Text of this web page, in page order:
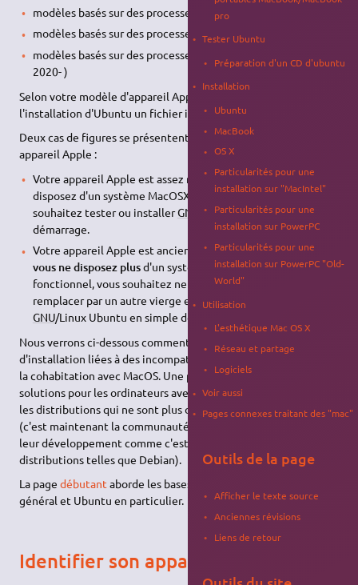
modèles basés sur des processeurs PowerPC (1994-2006)
modèles basés sur des processeurs Intel 64 bits (2006-2020)
modèles basés sur des processeurs Apple Silicon ARM Mx (
2020- )
Selon votre modèle d'appareil Apple, vous devrez utiliser pour
l'installation d'Ubuntu un fichier image ISO différent.
Deux cas de figures se présentent à vous selon l'état de votre
appareil Apple :
Votre appareil Apple est assez récent/très récent, vous
disposez d'un système MacOSX ou MacOS fonctionnel, vous
souhaitez tester ou installerGNU
/Linux Ubuntu en double
démarrage.
Votre appareil Apple est ancien/assez récent/très récent,
vous ne disposez plusd'un système MacOSX ou MacOS
fonctionnel, vous souhaitez nettoyer le disque dur, le
remplacer par un autre vierge et tester ou installer
GNU/Linux Ubuntu en simple démarrage.
Nous verrons ci-dessous comment résoudre les difficultés
d'installation liées à des incompatibilités, à la configuration de
la cohabitation avec MacOS. Une partie sera consacrée aux
solutions pour les ordinateurs avec architecture
les distributions qui ne sont plus officiellement soutenues
(c'est maintenant la communauté qui a la charge de poursuivre
leur développement comme c'est le cas pour de grandes
distributions telles que Debian).
La pagedébutant aborde les bases concernant
général et Ubuntu en particulier.
Identifier son appareil Apple
pro
Tester Ubuntu
Préparation d'un CD d'ubuntu
Installation
Ubuntu
MacBook
OS X
Particularités pour une
installation sur "MacIntel"
Particularités pour une
installation sur PowerPC
Particularités pour une
installation sur PowerPC "Old-
World"
Utilisation
L'esthétique Mac OS X
Réseau et partage
Logiciels
Voir aussi
Pages connexes traitant des "mac"
Outils de la page
Afficher le texte source
Anciennes révisions
Liens de retour